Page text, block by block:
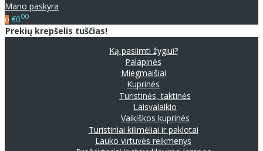
Mano paskyra
0 €000
Prekių krepšelis tuščias!
Ką pasiimti žygiui?
Palapinės
Miegmaišiai
Kuprinės
Turistinės, taktinės
Laisvalaikio
Vaikiškos kuprinės
Turistiniai kilimėliai ir paklotai
Lauko virtuvės reikmenys